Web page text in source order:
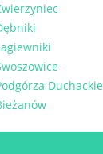
Duchackie